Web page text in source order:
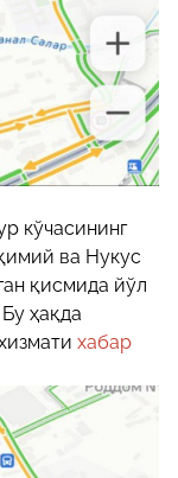
кўчасининг
ва Нукус
қисмида йўл
ҳақда
хабар